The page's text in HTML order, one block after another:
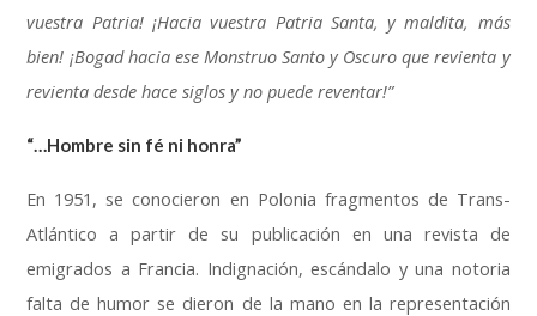
vuestra Patria! ¡Hacia vuestra Patria Santa,y maldita, más
bien! ¡Bogad hacia ese Monstruo Santo y Oscuro que revienta y
revienta desde hace siglos y no puede reventar!”
“…Hombre sin fé ni honra”
En 1951, se conocieron en Polonia fragmentos de Trans-
Atlántico a partir de su publicación en una revista de
emigrados a Francia. Indignación,escándalo y una notoria
falta de humor se dieron de la mano en la representación